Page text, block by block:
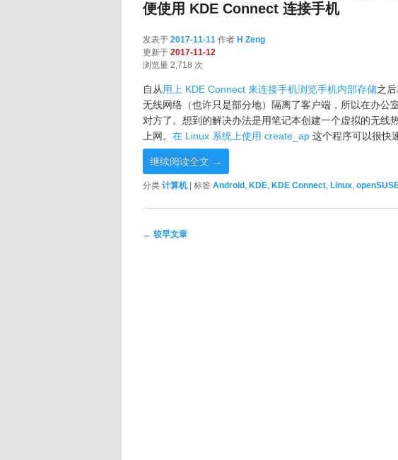
便使用 KDE Connect 连接手机
发表于 2017-11-11 作者 H Zeng
更新于 2017-11-12
浏览量 2,718 次
自从用上 KDE Connect 来连接手机浏览手机内部存储之
无线网络（也许只是部分地）隔离了客户端，所以在办公
对方了。想到的解决办法是用笔记本创建一个虚拟的无线
上网。 在 Linux 系统上使用 create_ap 这个程序可以很快
继续阅读全文 →
分类 计算机 标签 Android , KDE, KDE Connect, Linux,
文章导航
← 较早文章